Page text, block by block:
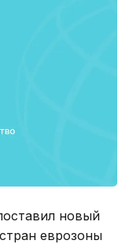
новый
еврозоны